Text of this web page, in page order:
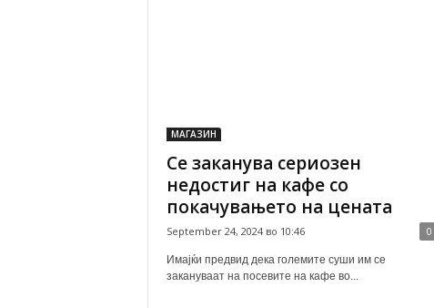
МАГАЗИН
Се заканува сериозен
недостиг на кафе со
покачувањето на цената
September 24, 2024 во 10:46 0
Имајќи предвид дека големите суши им се
закануваат на посевите на кафе во...